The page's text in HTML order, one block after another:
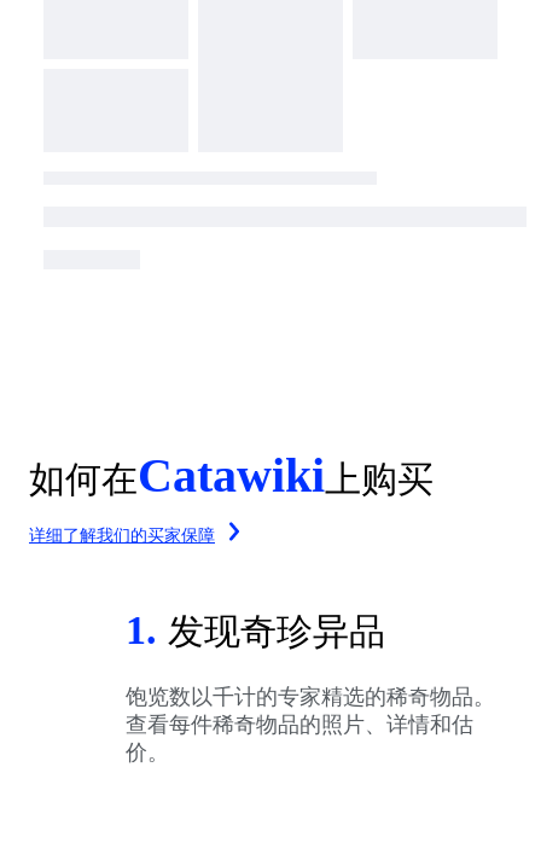
如何在Catawiki 上购买
详细了解我们的买家保障
1. 发现奇珍异品
饱览数以千计的专家精选的稀奇物品。
查看每件稀奇物品的照片、详情和估
价。